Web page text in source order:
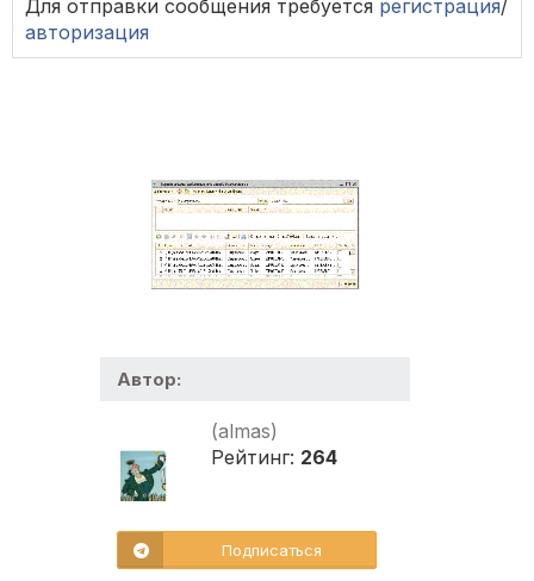
Для отправки сообщения требуется регистрация/
авторизация
Автор:
(almas)
Рейтинг: 264
Подписаться